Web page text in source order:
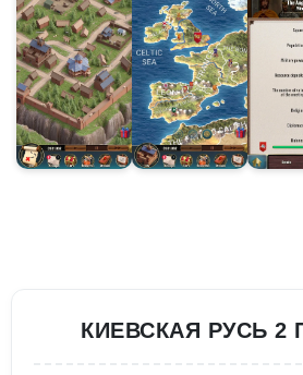
КИЕВСКАЯ РУСЬ 2